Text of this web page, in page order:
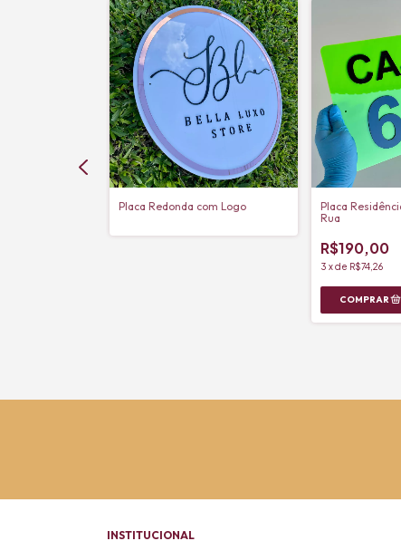
Placa Redonda com Logo
Placa
Rua
R$190,00
3 xde R$74,26
INSTITUCIONAL